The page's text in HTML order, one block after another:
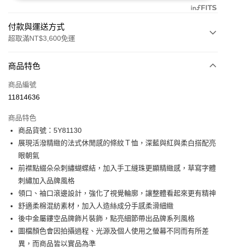
付款與運送方式
超取滿NT$3,600免運
信用卡一次付款
信用卡分期付款
合作金庫商業銀行
華南商業銀行
上海商業儲蓄銀行
台北富邦商業銀行
國泰世華商業銀行
臺灣中小企業銀行
台中商業銀行
匯豐（台灣）商業銀行
聯邦商業銀行
元大商業銀行
永豐商業銀行
玉山商業銀行
星展（台灣）商業銀行
台新國際商業銀行
中國信託商業銀行
台灣樂天信用卡公司
LINE Pay
Apple Pay
街口支付
AFTEE先享後付
相關說明
【關於「AFTEE先享後付」】
AFTEE先享後付是「在收到商品之後才付款」的支付方式。 讓您購物簡單
便利好安心！
１．簡單：不需註冊會員、不需綁卡、不需儲值。
２．便利：只要手機號碼，簡訊認證，即可結帳。
商品特色
商品編號
11814636
商品特色
商品貨號：5Y81130
展現活潑精緻的法式休閒感的條紋Ｔ恤，深藍與紅與柔白搭配亮
眼朝氣
前襟點綴朵朵刺繡蝴蝶結，加入手工縫珠更顯精緻感，草寫字體
刺繡加入品牌風格
領口、袖口滾邊設計，強化了視覺輪廓，讓整體看起來更有精神
舒適柔棉混紡素材，加入人造絲成分手感柔滑細緻
後中金屬鏤空品牌飾片裝飾，點亮細節帶出品牌系列風格
圖檔顏色會因拍攝過程、光源及個人使用之螢幕不同而有所差
異，而商品皆以實品為準